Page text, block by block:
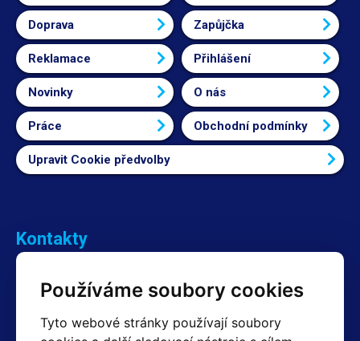
Používáme soubory cookies
Tyto webové stránky používají soubory
Doprava Zapůjčka
Reklamace Přihlášení
Novinky O nás
Práce Obchodní podmínky
Upravit Cookie předvolby
Kontakty
+420 603 357 606 +420 605 234 204
Fakturační a expediční oddělení